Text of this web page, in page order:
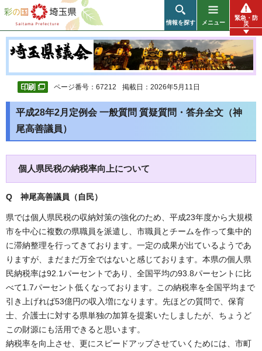
彩の国 埼玉県
情報を探す メニュー
緊急・防
災
ページ番号：67212 掲載日：2026年5月11日
平成28年2月定例会 一般質問 質疑質問・答弁全文（神
尾高善議員）
個人県民税の納税率向上について
Q 神尾高善議員（自民）
県では個人県民税の収納対策の強化のため、平成23年度から大規模
市を中心に複数の県職員を派遣し、市職員とチームを作って集中的
に滞納整理を行ってきております。一定の成果が出ているようであ
りますが、まだまだ万全ではないと感じております。本県の個人県
民納税率は92.1パーセントであり、全国平均の93.8パーセントに比
べて1.7パーセント低くなっております。この納税率を全国平均まで
引き上げれば53億円の収入増になります。先ほどの質問で、保育
士、介護士に対する県単独の加算を提案いたしましたが、ちょうど
この財源にも活用できると思います。
納税率を向上させ、更にスピードアップさせていくためには、市町